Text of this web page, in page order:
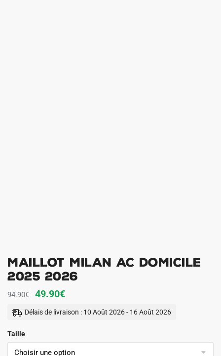
Maillot Milan AC Domicile
2025 2026
94.90€
Le
prix
94.90€.
49.90€Le
prix
49.90€.
Délais de livraison : 10 Août 2026 - 16 Août 2026
Taille